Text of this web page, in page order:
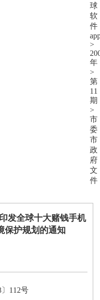
球
软
件
>
年
>
第
11
期
>
市
委
市
政
府
文
件
发全球十大赌钱手机
保护规划的通知
112号